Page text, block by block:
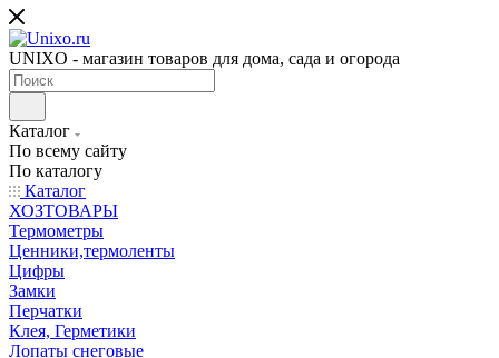
UNIXO - магазин товаров для дома, сада и огорода
Каталог
По всему сайту
По каталогу
Каталог
ХОЗТОВАРЫ
Термометры
Ценники,термоленты
Цифры
Замки
Перчатки
Клея, Герметики
Лопаты снеговые